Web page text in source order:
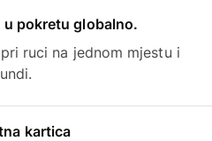
pokretu globalno.
ruci na jednom mjestu i
kartica